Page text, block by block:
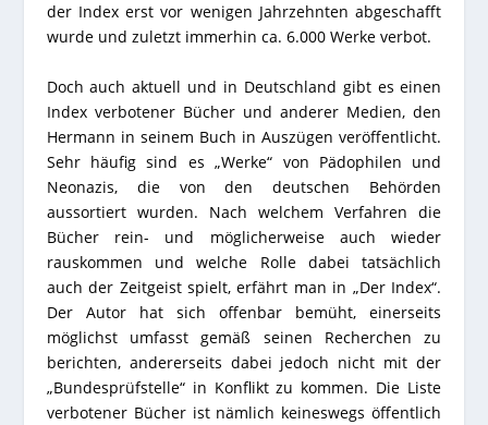
der Index erst vor wenigen Jahrzehnten abgeschafft
wurde und zuletzt immerhin ca. 6.000 Werke verbot.
Doch auch aktuell und in Deutschland gibt es einen
Index verbotener Bücher und anderer Medien, den
Hermann in seinem Buch in Auszügen veröffentlicht.
Sehr häufig sind es „Werke“ von Pädophilen und
Neonazis, die von den deutschen Behörden
aussortiert wurden. Nach welchem Verfahren die
Bücher rein- und möglicherweise auch wieder
rauskommen und welche Rolle dabei tatsächlich
auch der Zeitgeist spielt, erfährt man in „Der Index“.
Der Autor hat sich offenbar bemüht, einerseits
möglichst umfasst gemäß seinen Recherchen zu
berichten, andererseits dabei jedoch nicht mit der
„Bundesprüfstelle“ in Konflikt zu kommen. Die Liste
verbotener Bücher ist nämlich keineswegs öffentlich